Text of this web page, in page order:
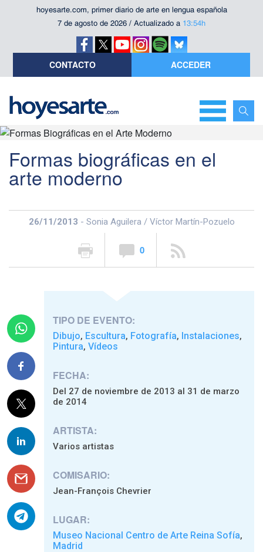
hoyesarte.com, primer diario de arte en lengua española
7 de agosto de 2026 / Actualizado a 13:54h
CONTACTO ACCEDER
Formas biográficas en el
arte moderno
26/11/2013 - Sonia Aguilera / Víctor Martín-Pozuelo
0
TIPO DE EVENTO:
Dibujo, Escultura, Fotografía, Instalaciones,
Pintura, Vídeos
FECHA:
Del 27 de noviembre de 2013 al 31 de marzo
de 2014
ARTISTA:
Varios artistas
COMISARIO:
Jean-François Chevrier
LUGAR:
Museo Nacional Centro de Arte Reina Sofía,
Madrid